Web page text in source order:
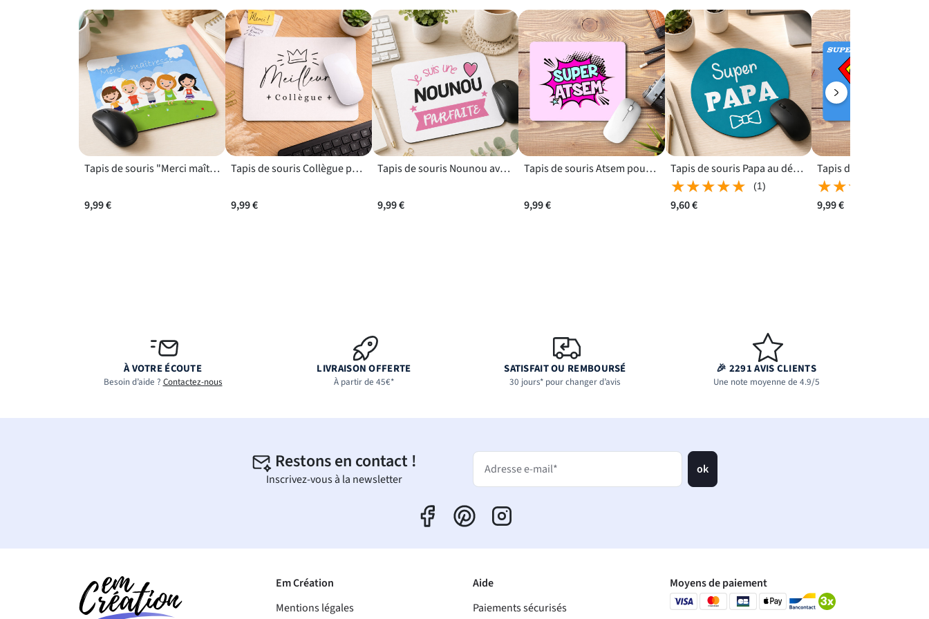
Tapis de souris "Merci maîtresse" pour travailler sur ordinateur en classe ou à la maison
9,99 €
Tapis de souris Collègue pour célébrer la fin de la vie active
9,99 €
Tapis de souris Nounou avec base antidérapante et surface lisse
9,99 €
Tapis de souris Atsem pour améliorer la glisse du pointeur devant l’ordinateur
9,99 €
Tapis de souris Papa au décor bleu avec nœud papillon blanc
★★★★★
★★★★★ (1)
9,60 €
★★★★★
★★★★★
9,99 €
À VOTRE ÉCOUTE
Besoin d’aide ? Contactez-nous
LIVRAISON OFFERTE
À partir de 45€*
SATISFAIT OU REMBOURSÉ
30 jours* pour changer d’avis
🎉 2291 AVIS CLIENTS
Une note moyenne de 4.9/5
Restons en contact !
Inscrivez-vous à la newsletter Adresse e-mail* ok
Em Création
Mentions légales
Aide
Paiements sécurisés
Moyens de paiement